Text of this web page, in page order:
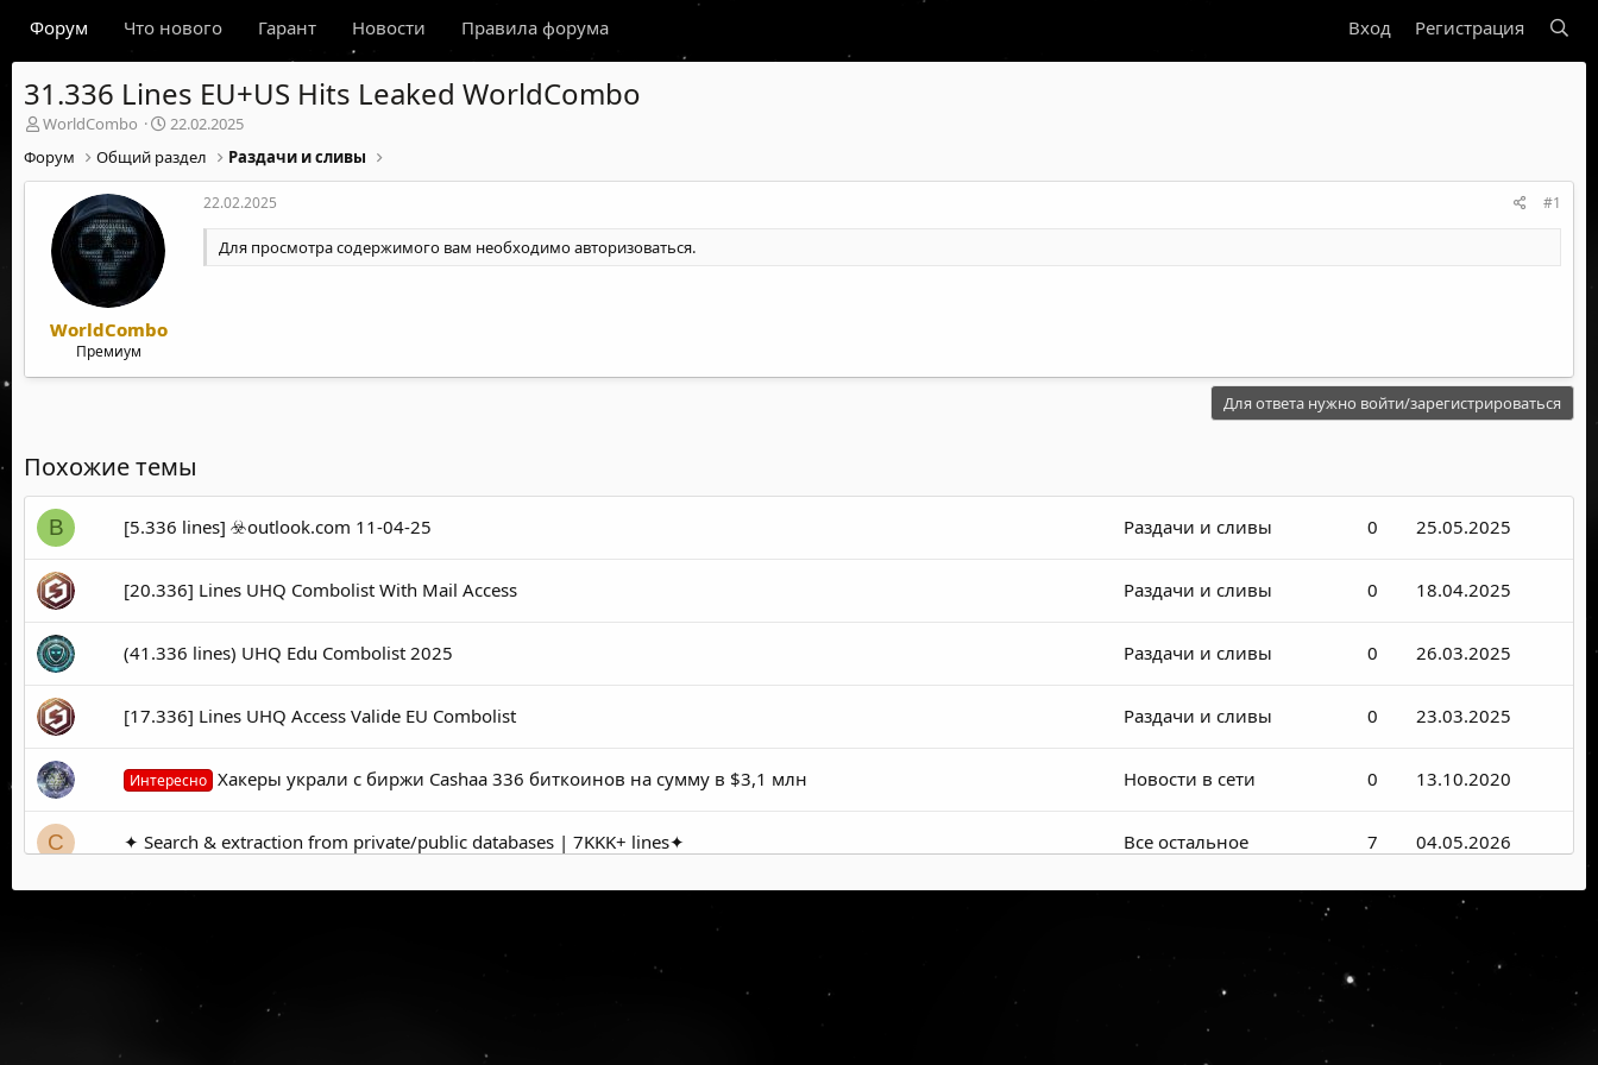
Форум Что нового Гарант Новости Правила форума Вход Регистрация
31.336 Lines EU+US Hits Leaked WorldCombo
А
т
о
м
WorldCombo
Д
т
а
22.02.2025
Форум
Общий раздел Раздачи и сливы
WorldCombo
Премиум
22.02.2025 #1
Для просмотра содержимого вам необходимоавторизоваться.
Для ответа нужно войти/зарегистрироваться
Похожие темы
B [5.336 lines] ☣️outlook.com 11-04-25 Раздачи и сливы 0 25.05.2025
[20.336] Lines UHQ Combolist With Mail Access Раздачи и сливы 0 18.04.2025
(41.336 lines) UHQ Edu Combolist 2025 Раздачи и сливы 0 26.03.2025
[17.336] Lines UHQ Access Valide EU Combolist Раздачи и сливы 0 23.03.2025
Интересно Хакеры украли с биржи Cashaa 336 биткоинов на сумму в $3,1 млн Новости в сети 0 13.10.2020
C ✦ Search & extraction from private/public databases | 7KKK+ lines✦ Все остальное 7 04.05.2026
06.08.2025
0 06.08.2025
100019 lines - GMAIL MAIL 2025 UNIQUE-COMBO Раздачи и сливы 0